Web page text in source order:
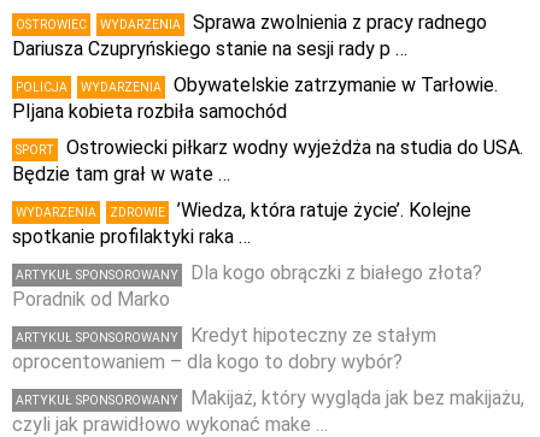
OSTROWIEC WYDARZENIA
Sprawa zwolnienia z pracy radnego
Dariusza Czupryńskiego stanie na sesji rady p …
POLICJA WYDARZENIA
Obywatelskie zatrzymanie w Tarłowie.
PIjana kobieta rozbiła samochód
SPORT
Ostrowiecki piłkarz wodny wyjeżdża na studia do USA.
Będzie tam grał w wate …
WYDARZENIA ZDROWIE
’Wiedza, która ratuje życie’. Kolejne
spotkanie profilaktyki raka …
ARTYKUŁ SPONSOROWANY
Dla kogo obrączki z białego złota?
Poradnik od Marko
ARTYKUŁ SPONSOROWANY
Kredyt hipoteczny ze stałym
oprocentowaniem – dla kogo to dobry wybór?
ARTYKUŁ SPONSOROWANY
Makijaż, który wygląda jak bez makijażu,
czyli jak prawidłowo wykonać make …